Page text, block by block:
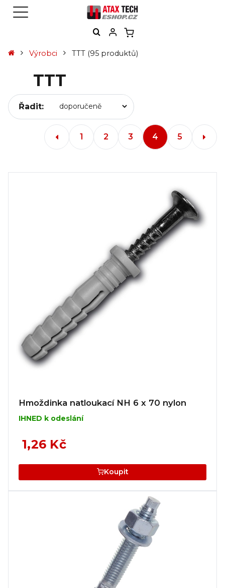
Výrobci TTT (95 produktů)
TTT
Řadit:
1 2 3 4 5
Hmoždinka natloukací NH 6 x 70 nylon
IHNED k odeslání
1,26 Kč
Koupit